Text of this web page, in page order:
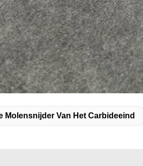
Molensnijder Van Het Carbideeind